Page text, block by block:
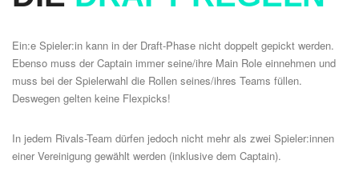
Ein:e Spieler:in kann in der Draft-Phase nicht doppelt gepickt werden.
Ebenso muss der Captain immer seine/ihre Main Role einnehmen und
muss bei der Spielerwahl die Rollen seines/ihres Teams füllen.
Deswegen gelten keine Flexpicks!
In jedem Rivals-Team dürfen jedoch nicht mehr als zwei Spieler:innen
einer Vereinigung gewählt werden (inklusive dem Captain).